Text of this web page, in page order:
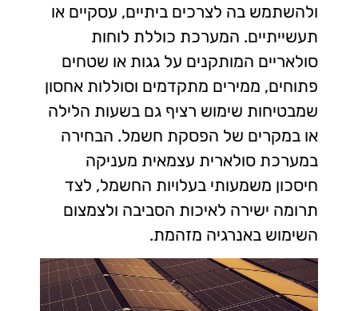
ולהשתמש בה לצרכים ביתיים, עסקיים או
תעשייתיים. המערכת כוללת לוחות
סולאריים המותקנים על גגות או שטחים
פתוחים, ממירים מתקדמים וסוללות אחסון
שמבטיחות שימוש רציף גם בשעות הלילה
או במקרים של הפסקת חשמל. הבחירה
במערכת סולארית עצמאית מעניקה
חיסכון משמעותי בעלויות החשמל, לצד
תרומה ישירה לאיכות הסביבה ולצמצום
השימוש באנרגיה מזהמת.